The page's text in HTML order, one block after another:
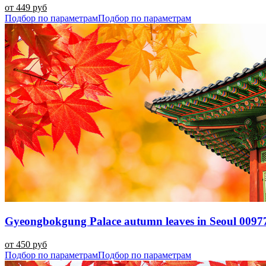
от 449 руб
Подбор по параметрамПодбор по параметрам
Gyeongbokgung Palace autumn leaves in Seoul
от 450 руб
Подбор по параметрамПодбор по параметрам